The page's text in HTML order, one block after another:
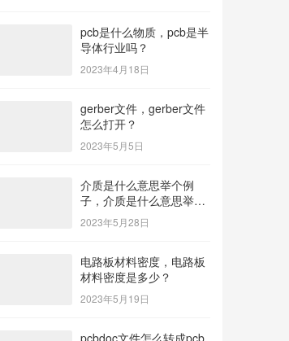
pcb是什么物质，pcb是半
导体行业吗？
2023年4月18日
gerber文件，gerber文件
怎么打开？
2023年5月5日
介质是什么意思举个例
子，介质是什么意思举个
例子造句？
2023年5月28日
电路板材料密度，电路板
材料密度是多少？
2023年5月19日
pcbdoc文件怎么转成pcb